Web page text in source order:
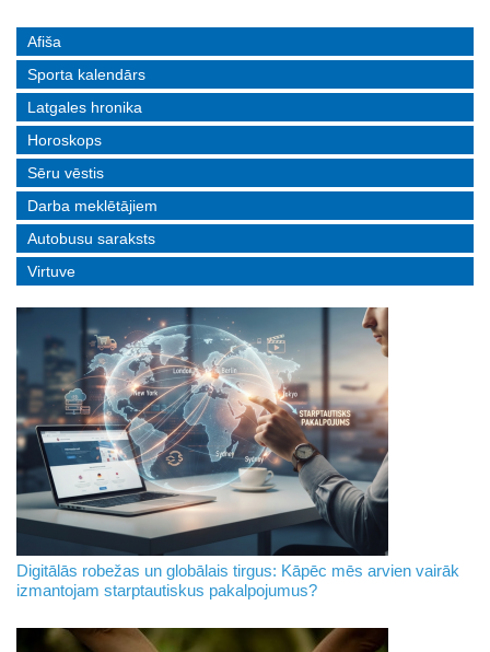
Afiša
Sporta kalendārs
Latgales hronika
Horoskops
Sēru vēstis
Darba meklētājiem
Autobusu saraksts
Virtuve
Digitālās robežas un globālais tirgus: Kāpēc mēs arvien vairāk
izmantojam starptautiskus pakalpojumus?